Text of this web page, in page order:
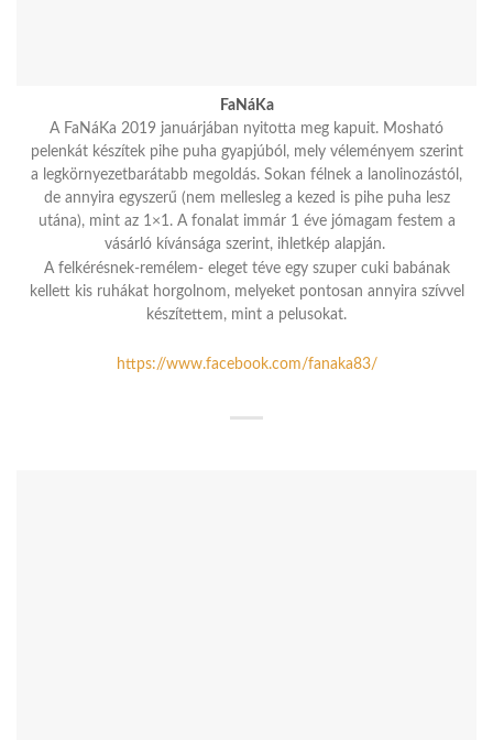
FaNáKa
A FaNáKa 2019 januárjában nyitotta meg kapuit. Mosható
pelenkát készítek pihe puha gyapjúból, mely véleményem szerint
a legkörnyezetbarátabb megoldás. Sokan félnek a lanolinozástól,
de annyira egyszerű (nem mellesleg a kezed is pihe puha lesz
utána), mint az 1×1. A fonalat immár 1 éve jómagam festem a
vásárló kívánsága szerint, ihletkép alapján.
A felkérésnek-remélem- eleget téve egy szuper cuki babának
kellett kis ruhákat horgolnom, melyeket pontosan annyira szívvel
készítettem, mint a pelusokat.
https://www.facebook.com/fanaka83/